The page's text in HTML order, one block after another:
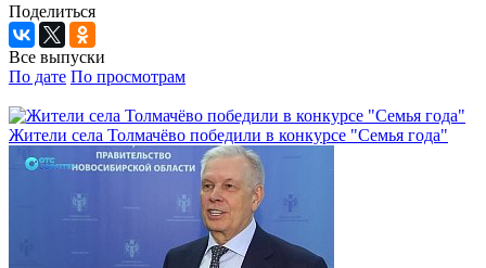
Поделиться
Все выпуски
По дате По просмотрам
Жители села Толмачёво победили в конкурсе "Семья года"